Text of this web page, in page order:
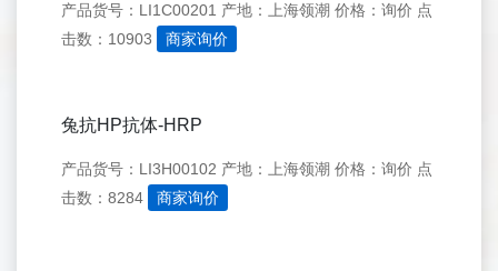
产品货号：LI1C00201 产地：上海领潮 价格：询价 点
击数：10903
商家询价
兔抗HP抗体-HRP
产品货号：LI3H00102 产地：上海领潮 价格：询价 点
击数：8284
商家询价